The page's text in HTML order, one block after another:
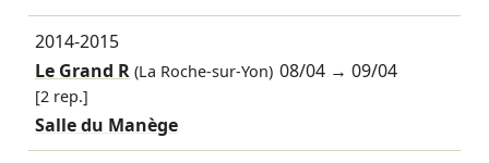
2014-2015
Le Grand R(La Roche-sur-Yon) 08/04 →09/04
[2 rep.]
Salle du Manège